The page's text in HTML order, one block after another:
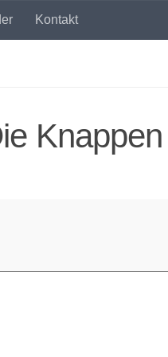
Kontakt
Knappen